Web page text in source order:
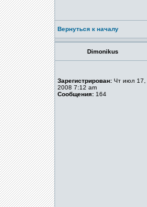
Вернуться к началу
Dimonikus
Зарегистрирован: Чт июл 17,
2008 7:12 am
Сообщения: 164